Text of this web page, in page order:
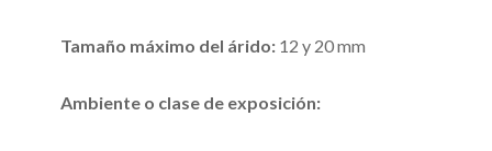
Tamaño máximo del árido: 12 y 20 mm
Ambiente o clase de exposición: